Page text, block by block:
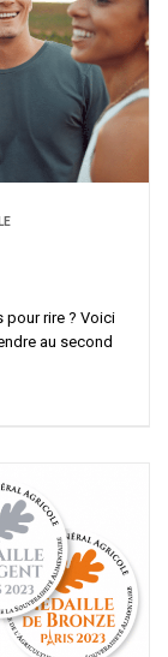
pour rire ? Voi­ci
au second